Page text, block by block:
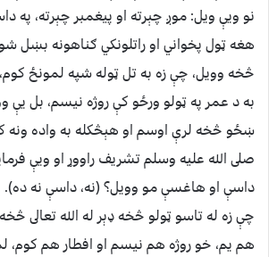
نو ويې ويل: موږ چېرته او پيغمبر چېرته،
هغه ټول پخواني او راتلونکي ګناهونه بښل
څخه وويل، چې زه به تل ټوله شپه لمونځ
به د عمر په ټولو ورځو کې روژه نيسم، بل يې
ښځو څخه لرې اوسم او هېڅکله به واده ونه
صلى الله عليه وسلم تشريف راووړ او ويې
داسې او هاغسې مو وويل؟ (نه، داسې نه ده).
چې زه له تاسو ټولو څخه ډېر له الله تعالى څخه
هم يم، خو روژه هم نيسم او افطار هم کوم،